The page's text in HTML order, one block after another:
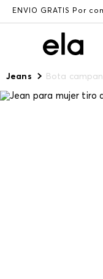
ENVÍO GRATIS Por
Jeans Bota